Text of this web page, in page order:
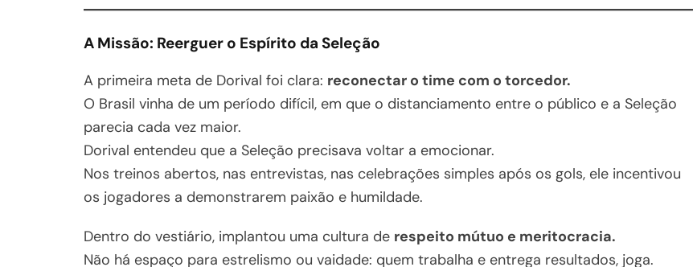
A Missão: Reerguer o Espírito da Seleção
A primeira meta de Dorival foi clara: reconectar o time com o torcedor.
O Brasil vinha de um período difícil, em que o distanciamento entre o público e a Seleção
parecia cada vez maior.
Dorival entendeu que a Seleção precisava voltar a emocionar.
Nos treinos abertos, nas entrevistas, nas celebrações simples após os gols, ele incentivou
os jogadores a demonstrarem paixão e humildade.
Dentro do vestiário, implantou uma cultura de respeito mútuo e meritocracia.
Não há espaço para estrelismo ou vaidade: quem trabalha e entrega resultados, joga.